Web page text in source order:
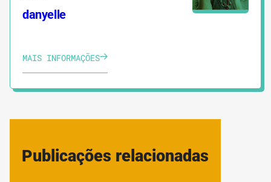
danyelle
MAIS INFORMAÇÕES
Publicações relacionadas